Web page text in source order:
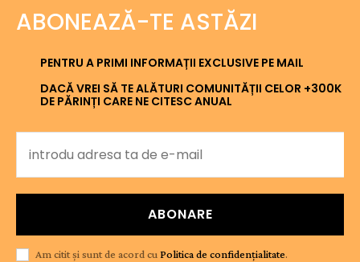
ABONEAZĂ-TE ASTĂZI
PENTRU A PRIMI INFORMAȚII EXCLUSIVE PE MAIL
DACĂ VREI SĂ TE ALĂTURI COMUNITĂȚII CELOR +300K
DE PĂRINȚI CARE NE CITESC ANUAL
ABONARE
Am citit și sunt de acord cu Politica de confidențialitate.